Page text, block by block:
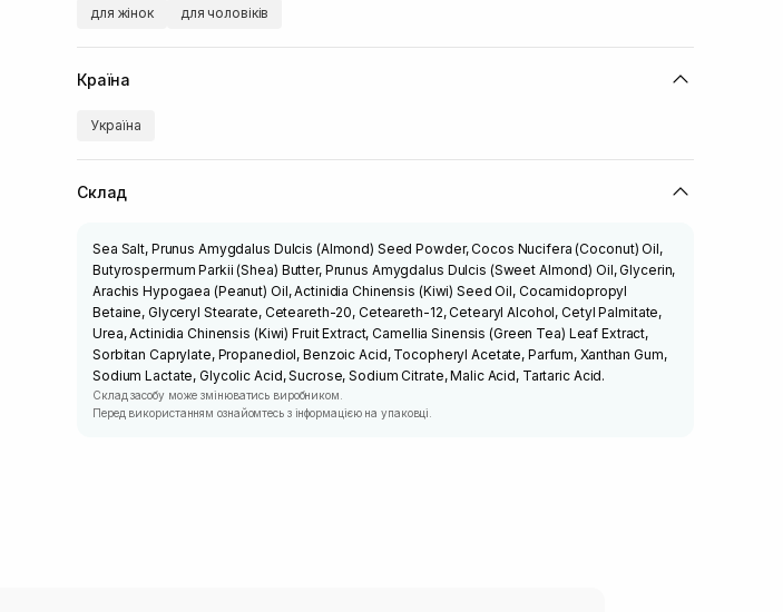
для жінок для чоловіків
Країна
Україна
Склад
Sea Salt, Prunus Amygdalus Dulcis (Almond) Seed Powder, Cocos Nucifera (Coconut) Oil,
Butyrospermum Parkii (Shea) Butter, Prunus Amygdalus Dulcis (Sweet Almond) Oil, Glycerin,
Arachis Hypogaea (Peanut) Oil, Actinidia Chinensis (Kiwi) Seed Oil, Cocamidopropyl
Betaine, Glyceryl Stearate, Ceteareth-20, Ceteareth-12, Cetearyl Alcohol, Cetyl Palmitate,
Urea, Actinidia Chinensis (Kiwi) Fruit Extract, Camellia Sinensis (Green Tea) Leaf Extract,
Sorbitan Caprylate, Propanediol, Benzoic Acid, Tocopheryl Acetate, Parfum, Xanthan Gum,
Sodium Lactate, Glycolic Acid, Sucrose, Sodium Citrate, Malic Acid, Tartaric Acid.
Склад засобу може змінюватись виробником.
Перед використанням ознайомтесь з інформацією на упаковці.